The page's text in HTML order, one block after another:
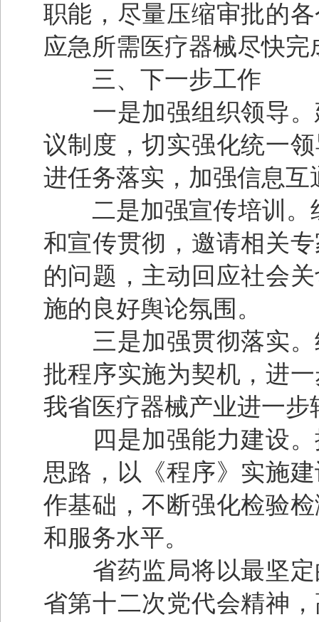
职能，尽量压缩审批的
应急所需医疗器械尽快完
三、下一步工作
一是加强组织领导。
议制度，切实强化统一
进任务落实，加强信息
二是加强宣传培训。
和宣传贯彻，邀请相关
的问题，主动回应社会
施的良好舆论氛围。
三是加强贯彻落实。
批程序实施为契机，进
我省医疗器械产业进一
四是加强能力建设。
思路，以《程序》实施
作基础，不断强化检验
和服务水平。
省药监局将以最坚定
省第十二次党代会精神